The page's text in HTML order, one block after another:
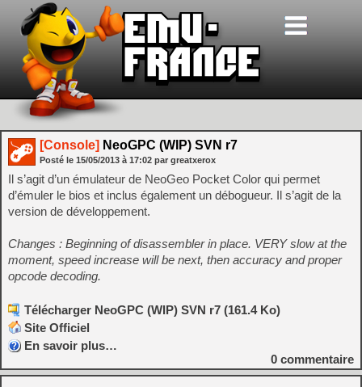
[Console] NeoGPC (WIP) SVN r7
Posté le 15/05/2013 à 17:02 par greatxerox
Il s’agit d’un émulateur de NeoGeo Pocket Color qui permet
d’émuler le bios et inclus également un débogueur. Il s’agit de la
version de développement.
Changes : Beginning of disassembler in place. VERY slow at the
moment, speed increase will be next, then accuracy and proper
opcode decoding.
Télécharger NeoGPC (WIP) SVN r7 (161.4 Ko)
Site Officiel
En savoir plus…
0 commentaire